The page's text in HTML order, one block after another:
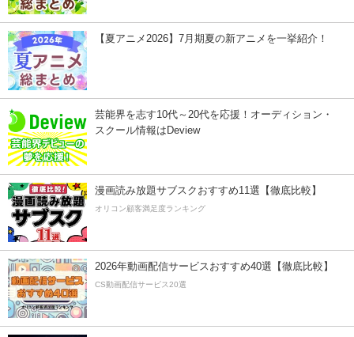
【夏アニメ2026】7月期夏の新アニメを一挙紹介！
芸能界を志す10代～20代を応援！オーディション・
スクール情報はDeview
漫画読み放題サブスクおすすめ11選【徹底比較】
オリコン顧客満足度ランキング
2026年動画配信サービスおすすめ40選【徹底比較】
CS動画配信サービス20選